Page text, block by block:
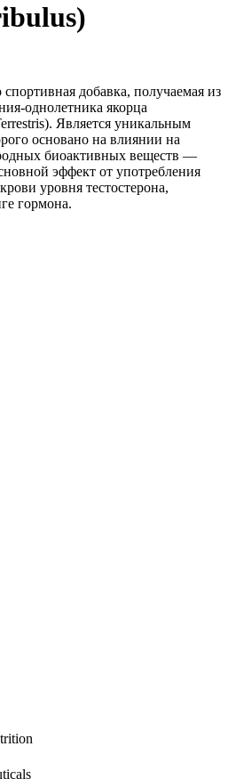
добавка, получаемая из
однолетника якорца
Является уникальным
основано на влиянии на
биоактивных веществ —
эффект от употребления
уровня тестостерона,
гормона.